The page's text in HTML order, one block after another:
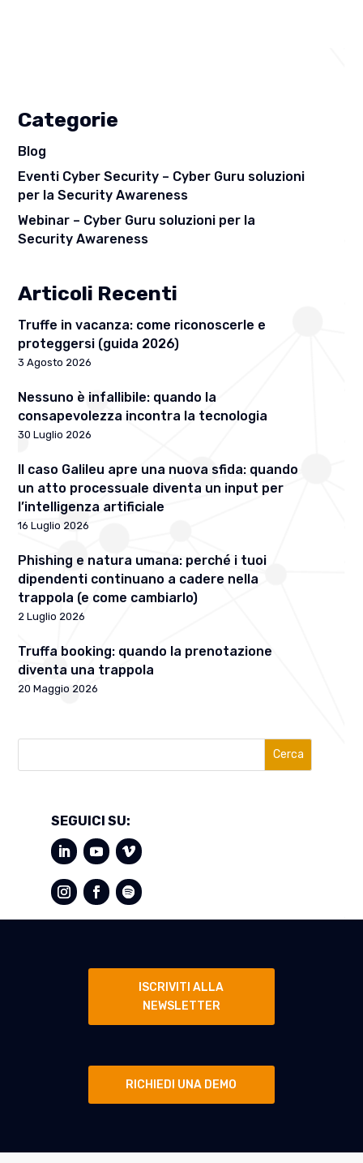
Categorie
Blog
Eventi Cyber Security – Cyber Guru soluzioni
per la Security Awareness
Webinar – Cyber Guru soluzioni per la
Security Awareness
Articoli Recenti
Truffe in vacanza: come riconoscerle e
proteggersi (guida 2026)
3 Agosto 2026
Nessuno è infallibile: quando la
consapevolezza incontra la tecnologia
30 Luglio 2026
Il caso Galileu apre una nuova sfida: quando
un atto processuale diventa un input per
l’intelligenza artificiale
16 Luglio 2026
Phishing e natura umana: perché i tuoi
dipendenti continuano a cadere nella
trappola (e come cambiarlo)
2 Luglio 2026
Truffa booking: quando la prenotazione
diventa una trappola
20 Maggio 2026
Cerca
SEGUICI SU:
ISCRIVITI ALLA
NEWSLETTER
RICHIEDI UNA DEMO